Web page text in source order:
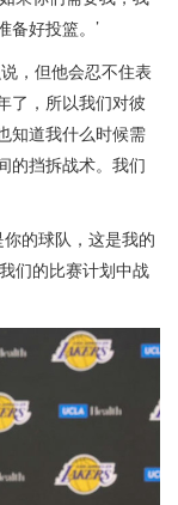
备好投篮。’
，但他会忍不住表
了，所以我们对彼
知道我什么时候需
的挡拆战术。我们
的球队，这是我的
们的比赛计划中战